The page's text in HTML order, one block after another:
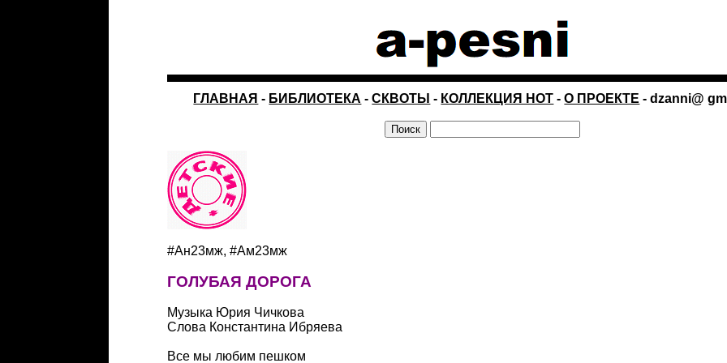
ГЛАВНАЯ - БИБЛИОТЕКА -СКВОТЫ - КОЛЛЕКЦИЯ НОТ -О ПРОЕКТЕ - dzanni@
#Ан23мж, #Ам23мж
ГОЛУБАЯ ДОРОГА
Музыка Юрия Чичкова
Слова Константина Ибряева
Все мы любим пешком